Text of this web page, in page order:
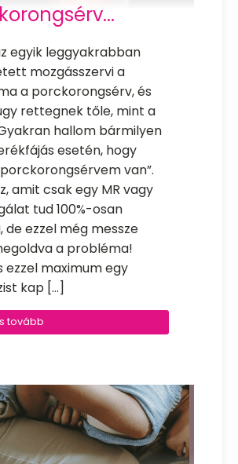
egyik leggyakrabban
mozgásszervi a
a porckorongsérv, és
rettegnek tőle, mint a
hallom bármilyen
esetén, hogy
van”.
amit csak egy MR vagy
tud 100%-osan
de ezzel még messze
a probléma!
ezzel maximum egy
kap […]
tovább